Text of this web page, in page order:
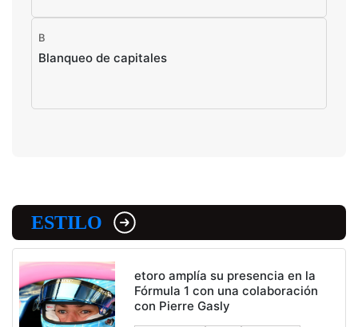
B
Blanqueo de capitales
ESTILO
etoro amplía su presencia en la
Fórmula 1 con una colaboración
con Pierre Gasly